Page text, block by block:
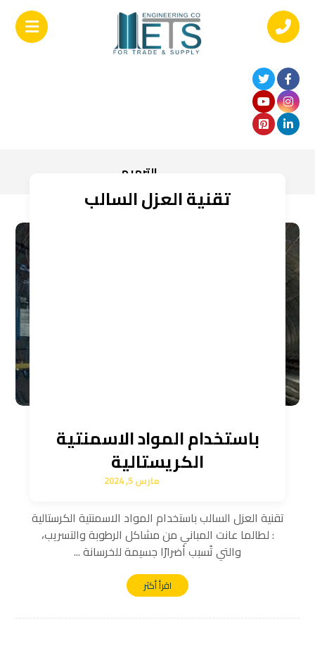
الترميم
تقنية العزل السالب
باستخدام المواد الاسمنتية
الكريستالية
مارس 5, 2024
تقنية العزل السالب باستخدام المواد الاسمنتية الكرستالية
: لطالما عانت المباني من مشاكل الرطوبة والتسريب،
والتي تُسبب أضرارًا جسيمة للخرسانة ...
اقرأ أكثر